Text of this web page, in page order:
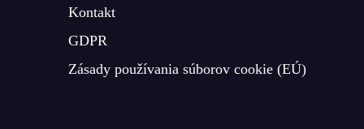
Kontakt
GDPR
Zásady používania súborov cookie (EÚ)